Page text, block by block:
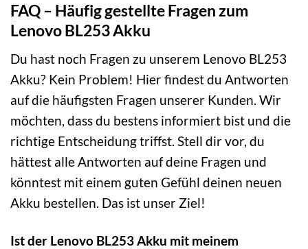
FAQ – Häufig gestellte Fragen zum
Lenovo BL253 Akku
Du hast noch Fragen zu unserem Lenovo BL253
Akku? Kein Problem! Hier findest du Antworten
auf die häufigsten Fragen unserer Kunden. Wir
möchten, dass du bestens informiert bist und die
richtige Entscheidung triffst. Stell dir vor, du
hättest alle Antworten auf deine Fragen und
könntest mit einem guten Gefühl deinen neuen
Akku bestellen. Das ist unser Ziel!
Ist der Lenovo BL253 Akku mit meinem